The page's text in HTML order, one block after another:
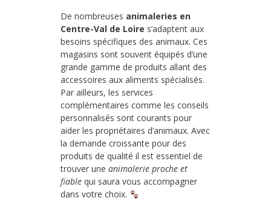
De nombreuses animaleries en
Centre-Val de Loire s’adaptent aux
besoins spécifiques des animaux. Ces
magasins sont souvent équipés d’une
grande gamme de produits allant des
accessoires aux aliments spécialisés.
Par ailleurs, les services
complémentaires comme les conseils
personnalisés sont courants pour
aider les propriétaires d’animaux. Avec
la demande croissante pour des
produits de qualité il est essentiel de
trouver une animalerie proche et
fiable qui saura vous accompagner
dans votre choix.